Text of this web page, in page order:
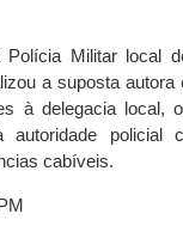
Polícia Militar local
a suposta autora
à delegacia local,
autoridade policial
cabíveis.